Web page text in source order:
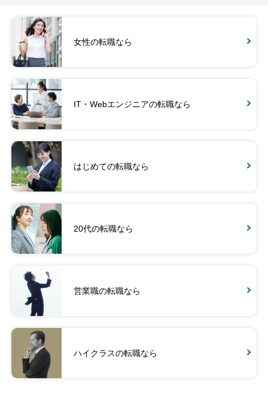
女性の転職なら
IT・Webエンジニアの転職なら
はじめての転職なら
20代の転職なら
営業職の転職なら
ハイクラスの転職なら